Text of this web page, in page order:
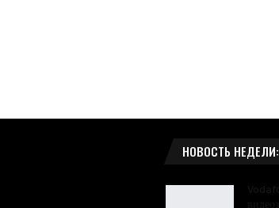
НОВОСТЬ НЕДЕЛИ: